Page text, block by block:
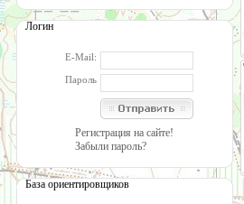
Логин
E-Mail:
Пароль
Регистрация на сайте!
Забыли пароль?
База ориентировщиков